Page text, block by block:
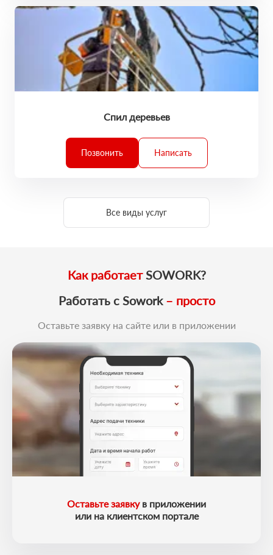
Спил деревьев
Позвонить Написать
Все виды услуг
Как работаетSOWORK?
Работать с Sowork – просто
Оставьте заявку на сайте или в приложении
Оставьте заявкув приложении
или на клиентском портале